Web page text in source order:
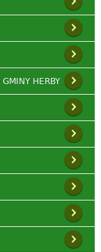
HERBY